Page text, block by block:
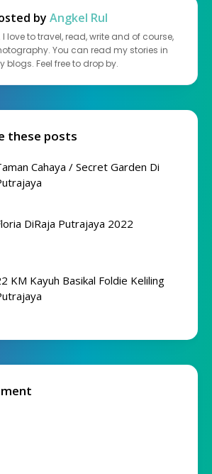
by Angkel Rul
I love to travel, read, write and of course,
You can read my stories in
blogs. Feel free to drop by.
these posts
Cahaya / Secret Garden Di
DiRaja Putrajaya 2022
KM Kayuh Basikal Foldie Keliling